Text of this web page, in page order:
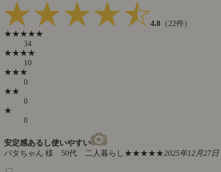
4.8 （22件）
★★★★★
34
★★★★
10
★★★
0
★★
0
★
0
安定感あるし使いやすい
バタちゃん 様 50代 二人暮らし★★★★★2025年12月27日